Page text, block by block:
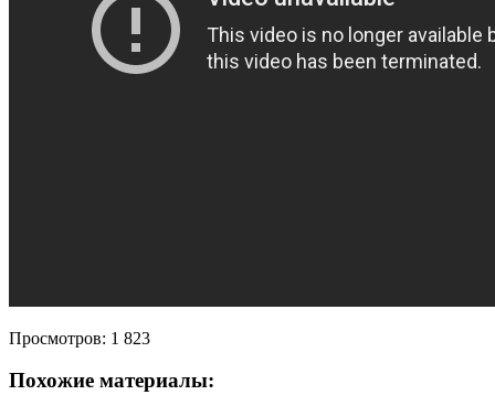
Просмотров: 1 823
Похожие материалы: